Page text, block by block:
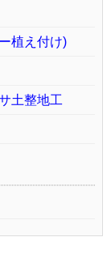
植え付け)
土整地工